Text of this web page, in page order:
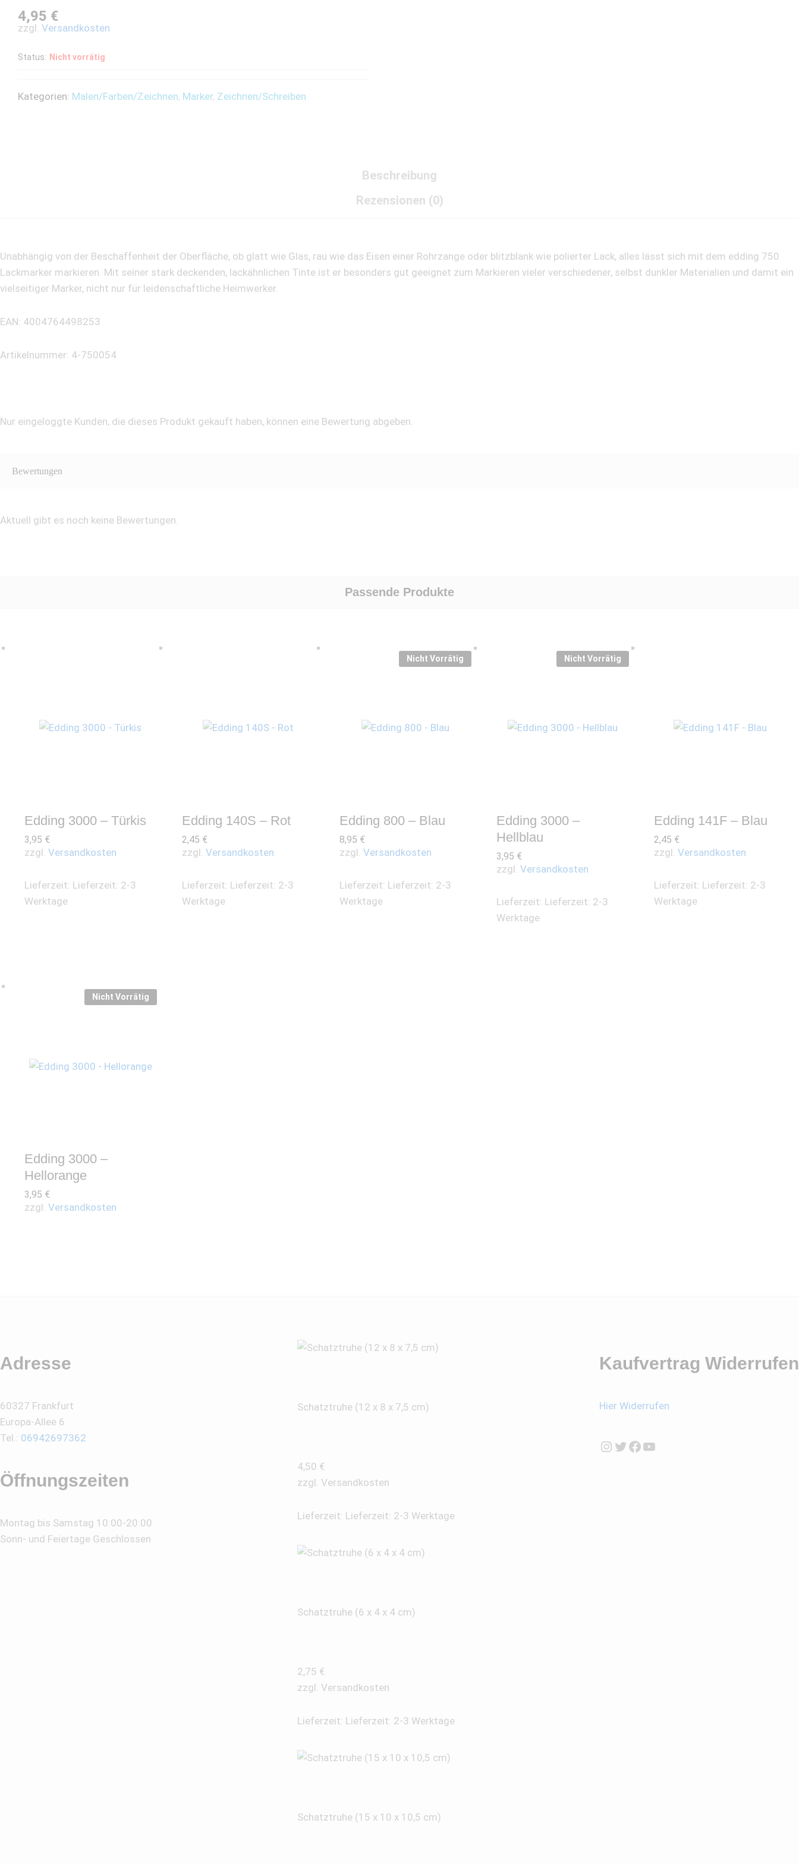
4,95 €
zzgl. Versandkosten
Status: Nicht vorrätig
Kategorien: Malen/Farben/Zeichnen, Marker, Zeichnen/Schreiben
Beschreibung
Rezensionen (0)
Unabhängig von der Beschaffenheit der Oberfläche, ob glatt wie Glas, rau wie das Eisen einer Rohrzange oder blitzblank wie polierter Lack, alles lässt sich mit dem edding 750
Lackmarker markieren. Mit seiner stark deckenden, lackähnlichen Tinte ist er besonders gut geeignet zum Markieren vieler verschiedener, selbst dunkler Materialien und damit ein
vielseitiger Marker, nicht nur für leidenschaftliche Heimwerker.
EAN: 4004764498253
Artikelnummer: 4-750054
Nur eingeloggte Kunden, die dieses Produkt gekauft haben, können eine Bewertung abgeben.
Bewertungen
Aktuell gibt es noch keine Bewertungen.
Passende Produkte
Edding 3000 – Türkis
3,95 €
zzgl. Versandkosten
Lieferzeit: Lieferzeit: 2-3
Werktage
Edding 140S – Rot
2,45 €
zzgl. Versandkosten
Lieferzeit: Lieferzeit: 2-3
Werktage
Nicht Vorrätig
Edding 800 – Blau
8,95 €
zzgl. Versandkosten
Lieferzeit: Lieferzeit: 2-3
Werktage
Nicht Vorrätig
Edding 3000 –
Hellblau
3,95 €
zzgl.Versandkosten
Lieferzeit: Lieferzeit: 2-3
Werktage
Edding 141F – Blau
2,45 €
zzgl.Versandkosten
Lieferzeit: Lieferzeit: 2-3
Werktage
Nicht Vorrätig
Edding 3000 –
Hellorange
3,95 €
zzgl. Versandkosten
Adresse
60327 Frankfurt
Europa-Allee 6
Tel.: 06942697362
Öffnungszeiten
Montag bis Samstag 10:00-20:00
Sonn- und Feiertage Geschlossen
Schatztruhe (12 x 8 x 7,5 cm)
4,50 €
zzgl. Versandkosten
Lieferzeit: Lieferzeit: 2-3 Werktage
Schatztruhe (6 x 4 x 4 cm)
2,75 €
zzgl. Versandkosten
Lieferzeit: Lieferzeit: 2-3 Werktage
Schatztruhe (15 x 10 x 10,5 cm)
Kaufvertrag Widerrufen
Hier Widerrufen
Instagram
Twitter
Facebook
YouTube